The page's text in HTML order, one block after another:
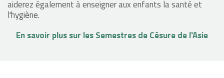
aiderez également à enseigner aux enfants la santé et
l'hygiène.
En savoir plus sur les Semestres de Césure de l'Asie